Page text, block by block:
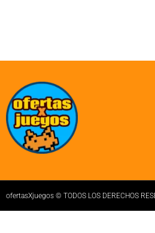
ofertasXjuegos © TODOS LOS DERECHOS